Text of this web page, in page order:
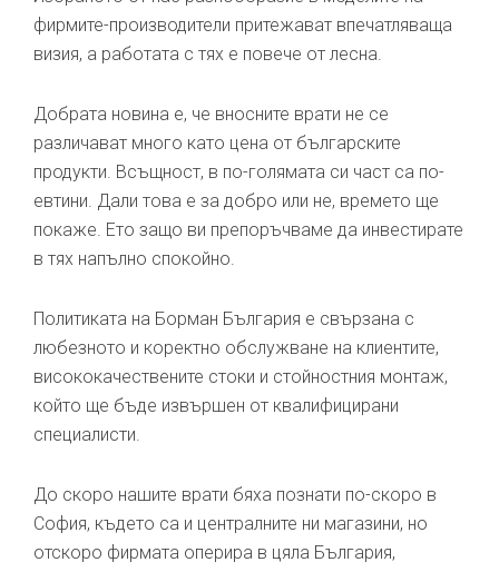
фирмите-производители притежават впечатляваща
визия, а работата с тях е повече от лесна.
Добрата новина е, че вносните врати не се
различават много като цена от българските
продукти. Всъщност, в по-голямата си част са по-
евтини. Дали това е за добро или не, времето ще
покаже. Ето защо ви препоръчваме да инвестирате
в тях напълно спокойно.
Политиката на Борман България е свързана с
любезното и коректно обслужване на клиентите,
висококачествените стоки и стойностния монтаж,
който ще бъде извършен от квалифицирани
специалисти.
До скоро нашите врати бяха познати по-скоро в
София, където са и централните ни магазини, но
отскоро фирмата оперира в цяла България,